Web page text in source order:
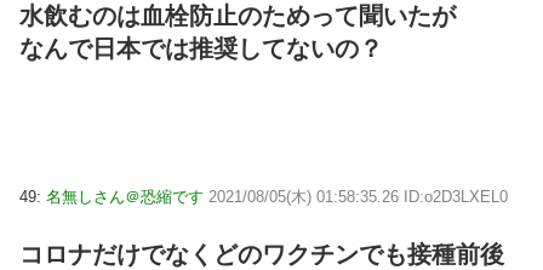
水飲むのは血栓防止のためって聞いたが
なんで日本では推奨してないの？
49: 名無しさん＠恐縮です 2021/08/05(木) 01:58:35.26 ID:o2D3LXEL0
コロナだけでなくどのワクチンでも接種前後